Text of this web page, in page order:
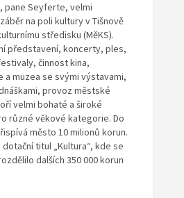
pane Seyferte, velmi
na poli kultury v Tišnově
středisku (MěKS).
představení, koncerty, ples,
činnost kina,
a muzea se svými výstavami,
provoz městské
velmi bohaté a široké
různé věkové kategorie. Do
město 10 milionů korun.
titul „Kultura“, kde se
dalších 350 000 korun